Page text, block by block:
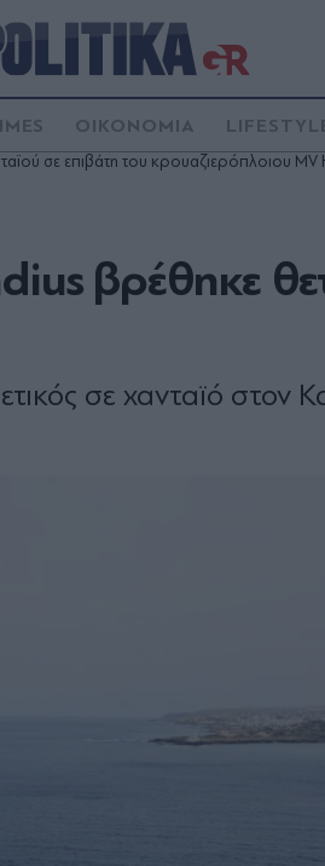
ΟΙΚΟΝΟΜΙΑ
σε επιβάτη του κρουαζιερόπλοιου MV
βρέθηκε
σε χανταϊό στον